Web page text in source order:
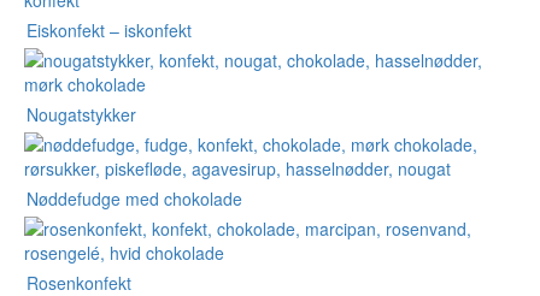
Eiskonfekt – iskonfekt
Nougatstykker
Nøddefudge med chokolade
Rosenkonfekt